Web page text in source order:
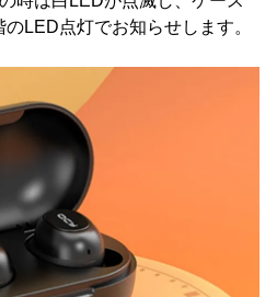
LED点灯でお知らせします。